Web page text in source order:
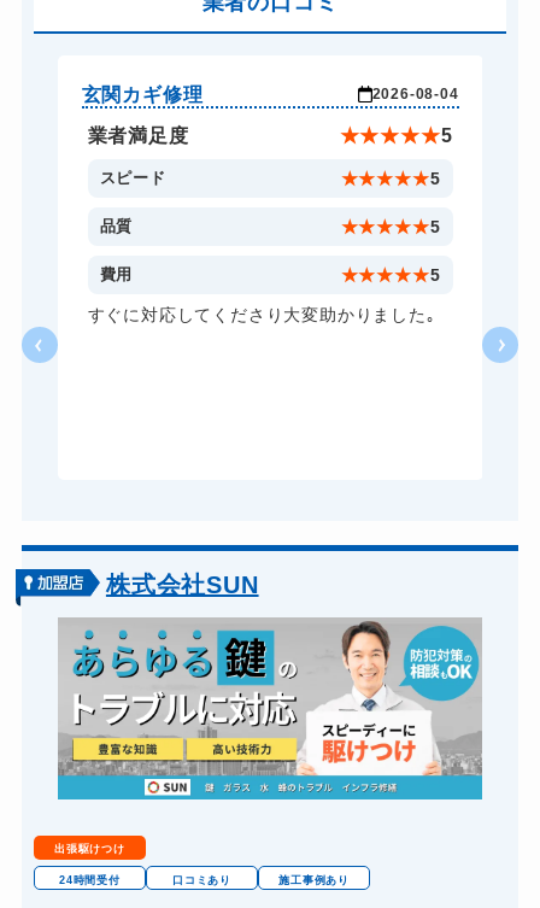
スーツケースカギ開け 8,800円～(税込)
スーツケースカギ作成 8,800円～(税込)
金庫カギ開け 14,300円～(税込)
金庫カギ修理 11,000円～(税込)
8,800円～(税込)
10,780円～(税込)
玄関カギ修理 2026-08-04
業者満足度 ★★★★★5
スピード ★★★★★5
品質 ★★★★★5
費用 ★★★★★5
すぐに対応してくださり大変助かりました｡
株式会社SUN
出張駆けつけ
24時間受付 口コミあり 施工事例あり